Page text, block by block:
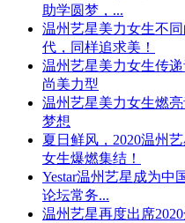
助学圆梦，...
温州艺星美力女生不
代，同样追求美！
温州艺星美力女生传
尚美力型
温州艺星美力女生燃
梦想
夏日鲜风，2020温州
女生爆燃集结！
Yestar温州艺星成为中
论坛常务...
温州艺星再度出席